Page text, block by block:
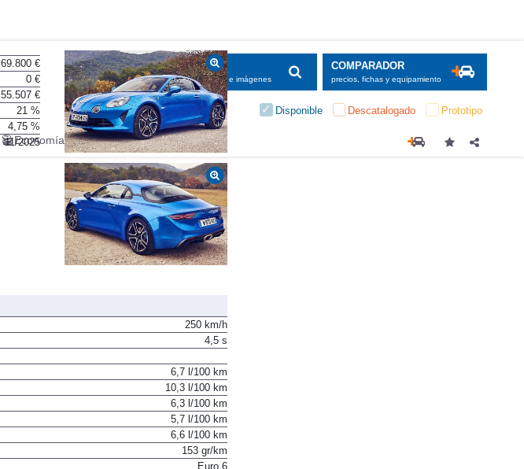
BUSCADOR
informaciones, fichas e imágenes
COMPARADOR
precios, fichas y equipamiento
Disponible Descatalogado Prototipo
Economía de compra y uso Todo
69.800 €
0 €
55.507 €
21 %
4,75 %
11/2025
250 km/h
4,5 s
6,7 l/100 km
10,3 l/100 km
6,3 l/100 km
5,7 l/100 km
6,6 l/100 km
153 gr/km
Euro 6